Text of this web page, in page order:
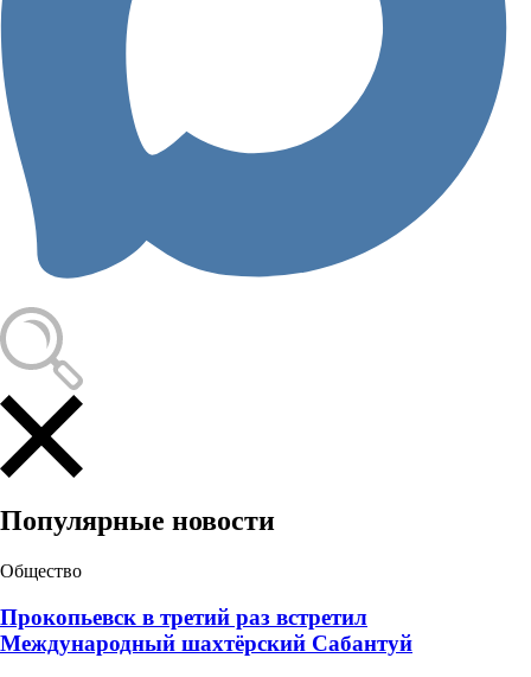
Популярные новости
Общество
Прокопьевск в третий раз встретил
Международный шахтёрский Сабантуй